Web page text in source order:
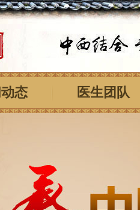
态 医生团队